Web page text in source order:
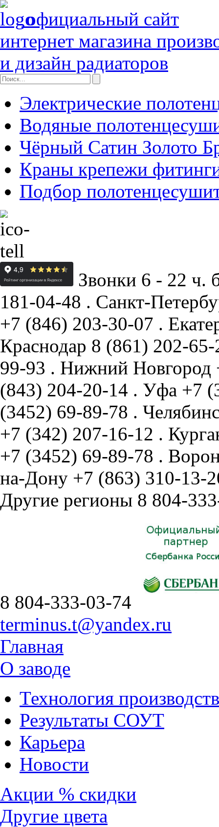
официальный сайт
интернет магазина
и дизайн радиаторов
Электрические
Водяные
Чёрный Сатин Золото
Краны крепежи
Подбор
Звонки 6 - 22 ч.
181-04-48 . Санкт-
+7 (846) 203-30-07 .
Краснодар 8 (861) 202-
99-93 . Нижний Новгород
(843) 204-20-14 . Уфа +7
(3452) 69-89-78 .
+7 (342) 207-16-12 .
+7 (3452) 69-89-78 .
на-Дону +7 (863) 310-13-
Другие регионы 8 804-
8 804-333-03-74
terminus.t@yandex.ru
Главная
О заводе
Технология
Результаты СОУТ
Карьера
Новости
Акции % скидки
Другие цвета